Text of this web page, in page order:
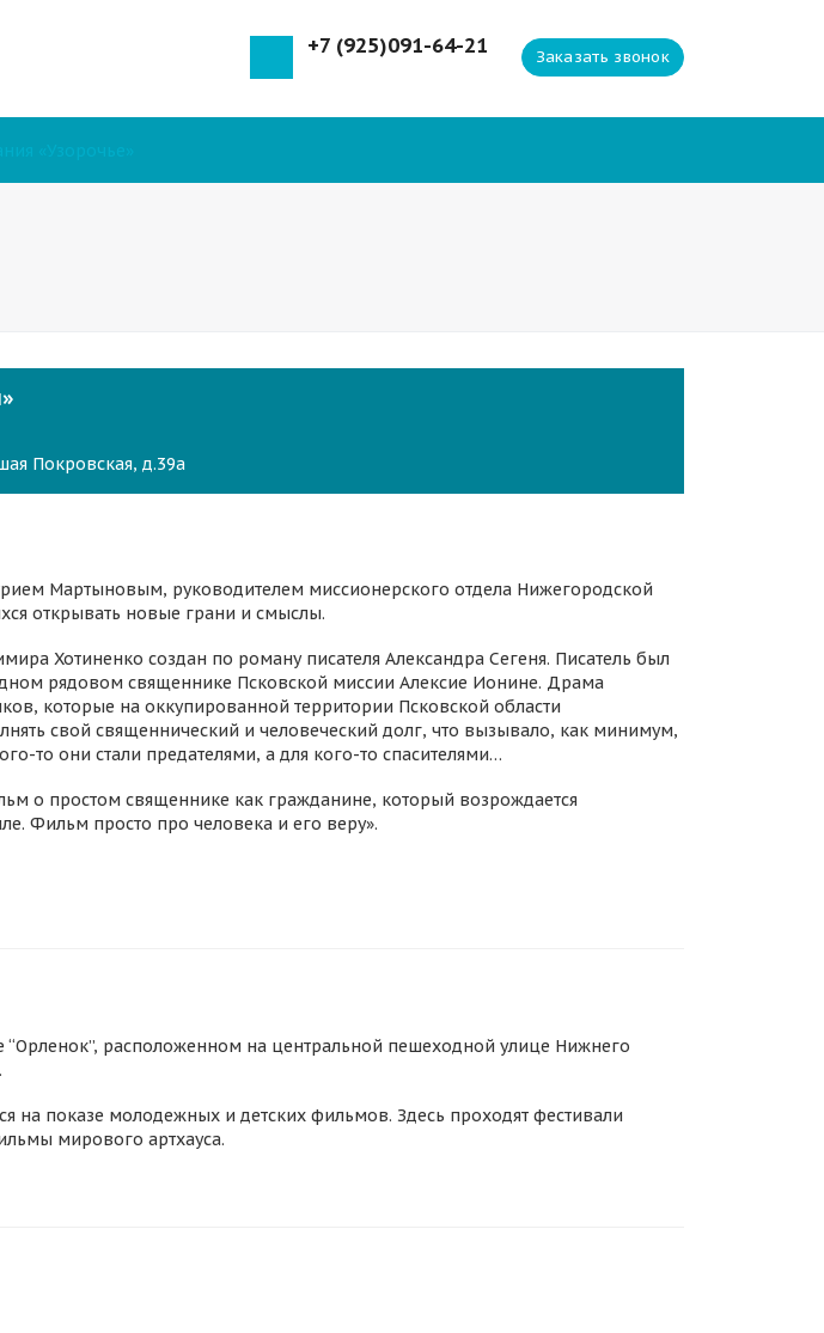
Заказать звонок
+7 (925)091-64-21
Покровская, д.39а
Мартыновым, руководителем миссионерского отдела Нижегородской
открывать новые грани и смыслы.
Хотиненко создан по роману писателя Александра Сегеня. Писатель был
рядовом священнике Псковской миссии Алексие Ионине. Драма
которые на оккупированной территории Псковской области
свой священнический и человеческий долг, что вызывало, как минимум,
то они стали предателями, а для кого-то спасителями…
о простом священнике как гражданине, который возрождается
Фильм просто про человека и его веру».
расположенном на центральной пешеходной улице Нижнего
на показе молодежных и детских фильмов. Здесь проходят фестивали
мирового артхауса.